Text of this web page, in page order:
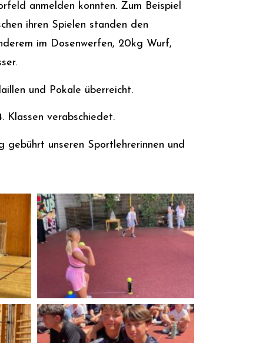
anmelden konnten. Zum Beispiel
ihren Spielen standen den
im Dosenwerfen, 20kg Wurf,
und Pokale überreicht.
Klassen verabschiedet.
unseren Sportlehrerinnen und